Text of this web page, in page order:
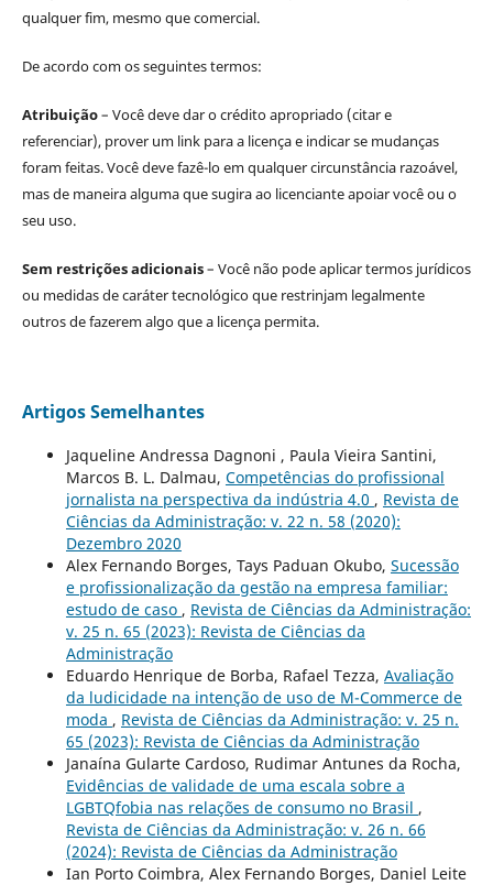
qualquer fim, mesmo que comercial.
De acordo com os seguintes termos:
Atribuição– Você deve dar o crédito apropriado (citar e
referenciar), prover um link para a licença e indicar se mudanças
foram feitas. Você deve fazê-lo em qualquer circunstância razoável,
mas de maneira alguma que sugira ao licenciante apoiar você ou o
seu uso.
Sem restrições adicionais– Você não pode aplicar termos jurídicos
ou medidas de caráter tecnológico que restrinjam legalmente
outros de fazerem algo que a licença permita.
Artigos Semelhantes
Jaqueline Andressa Dagnoni , Paula Vieira Santini,
Marcos B. L. Dalmau, Competências do profissional
jornalista na perspectiva da indústria 4.0 , Revista de
Ciências da Administração: v. 22 n. 58 (2020):
Dezembro 2020
Alex Fernando Borges, Tays Paduan Okubo, Sucessão
e profissionalização da gestão na empresa familiar:
estudo de caso , Revista de Ciências da Administração:
v. 25 n. 65 (2023): Revista de Ciências da
Administração
Eduardo Henrique de Borba, Rafael Tezza, Avaliação
da ludicidade na intenção de uso de M-Commerce de
moda , Revista de Ciências da Administração: v. 25 n.
65 (2023): Revista de Ciências da Administração
Janaína Gularte Cardoso, Rudimar Antunes da Rocha,
Evidências de validade de uma escala sobre a
LGBTQfobia nas relações de consumo no Brasil ,
Revista de Ciências da Administração: v. 26 n. 66
(2024): Revista de Ciências da Administração
Ian Porto Coimbra, Alex Fernando Borges, Daniel Leite